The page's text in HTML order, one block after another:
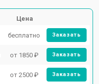
Цена
бесплатно Заказать
от 1850 ₽ Заказать
от 2500 ₽ Заказать